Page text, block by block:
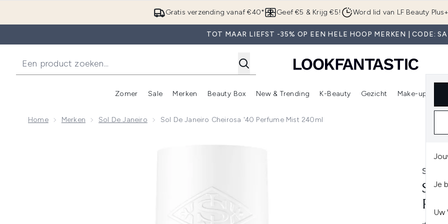
Overslaan naar de hoofdinhoud
Gratis verzending vanaf €40* Geef €5 & Krijg €5! Word lid van LF Beauty Plus+
TOT MAAR LIEFST -35% OP EEN HELE HOOP MERKEN | CODE:
Je
Uw
Zomer
Enter submenu (Zomer)
Sale
Enter submenu (Sale)
Merken
Enter submenu (Merken)
Beauty Box
Enter submenu (Beauty Box)
New & Trending
Enter submenu (New & Trending)
K-Beauty
Enter submenu (K-Beauty)
Gezicht Make-up
Home Merken Sol De Janeiro Sol De Janeiro Cheirosa '40 Perfume Mist 240ml
Now showing image 1 Sol de Janeiro Cheirosa '40 Perfume Mist 240ml
SOL